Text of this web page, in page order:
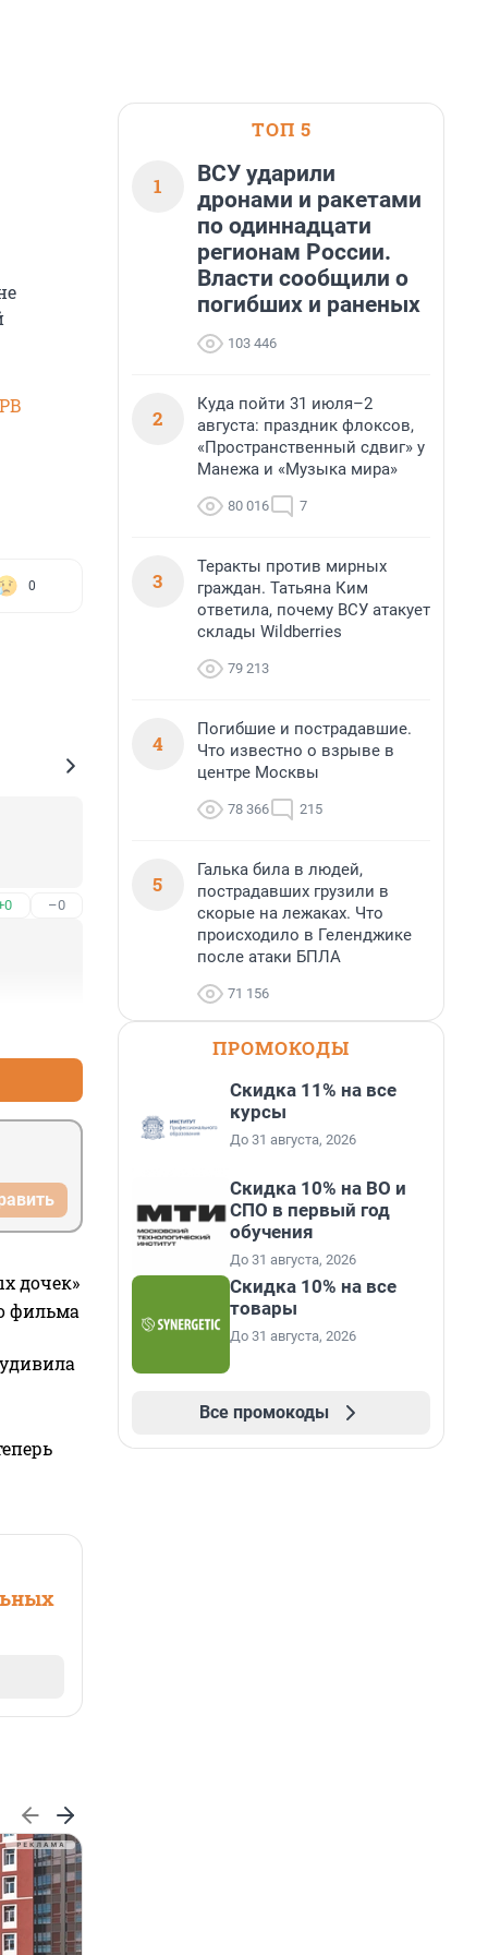
0
–0
дочек»
фильма
ТОП 5
1
ВСУ ударили
дронами и ракетами
по одиннадцати
регионам России.
Власти сообщили о
погибших и раненых
103 446
2
Куда пойти 31 июля–2
августа: праздник флоксов,
«Пространственный сдвиг» у
Манежа и «Музыка мира»
80 016 7
3
Теракты против мирных
граждан. Татьяна Ким
ответила, почему ВСУ атакует
склады Wildberries
79 213
4
Погибшие и пострадавшие.
Что известно о взрыве в
центре Москвы
78 366 215
5
Галька била в людей,
пострадавших грузили в
скорые на лежаках. Что
происходило в Геленджике
после атаки БПЛА
71 156
ПРОМОКОДЫ
Скидка 11% на все
курсы
До 31 августа, 2026
Скидка 10% на ВО и
СПО в первый год
обучения
До 31 августа, 2026
Скидка 10% на все
товары
До 31 августа, 2026
Все промокоды